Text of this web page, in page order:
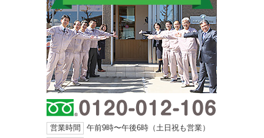
営業時間
午前9時〜午後6時（土日祝も営業）